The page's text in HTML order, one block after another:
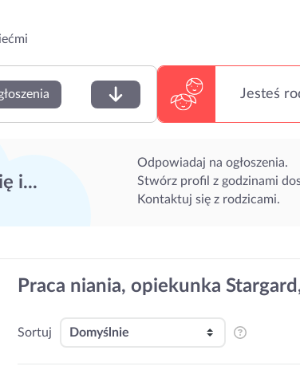
Jesteś
i...
Odpowiadaj na ogłoszenia.
Stwórz profil z godzinami
Kontaktuj się z rodzicami.
Praca niania, opiekunka
Sortuj